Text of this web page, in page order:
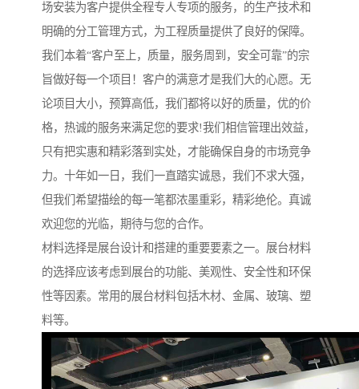
场安装为客户提供全程专人专项的服务，的生产技术和
明确的分工管理方式，为工程质量提供了良好的保障。
我们本着“客户至上，质量，服务周到，安全可靠”的宗
旨做好每一个项目！客户的满意才是我们大的心愿。无
论项目大小，预算高低，我们都将以好的质量，优的价
格，热诚的服务来满足您的要求!我们相信管理出效益，
只有把实惠和精彩落到实处，才能确保自身的市场竞争
力。十年如一日，我们一直踏实诚恳，我们不求大强，
但我们希望描绘的每一笔都浓墨重彩，精彩绝伦。真诚
欢迎您的光临，期待与您的合作。
材料选择是展台设计和搭建的重要要素之一。展台材料
的选择应该考虑到展台的功能、美观性、安全性和环保
性等因素。常用的展台材料包括木材、金属、玻璃、塑
料等。